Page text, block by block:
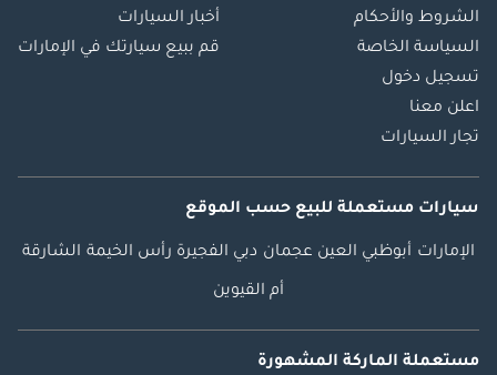
الشروط والأحكام
السياسة الخاصة
تسجيل دخول
اعلن معنا
تجار السيارات
أخبار السيارات
قم ببيع سيارتك في الإمارات
سيارات مستعملة للبيع حسب الموقع
الإمارات أبوظبي العين عجمان دبي الفجيرة رأس الخيمة الشارقة
أم القيوين
مستعملة الماركة المشهورة